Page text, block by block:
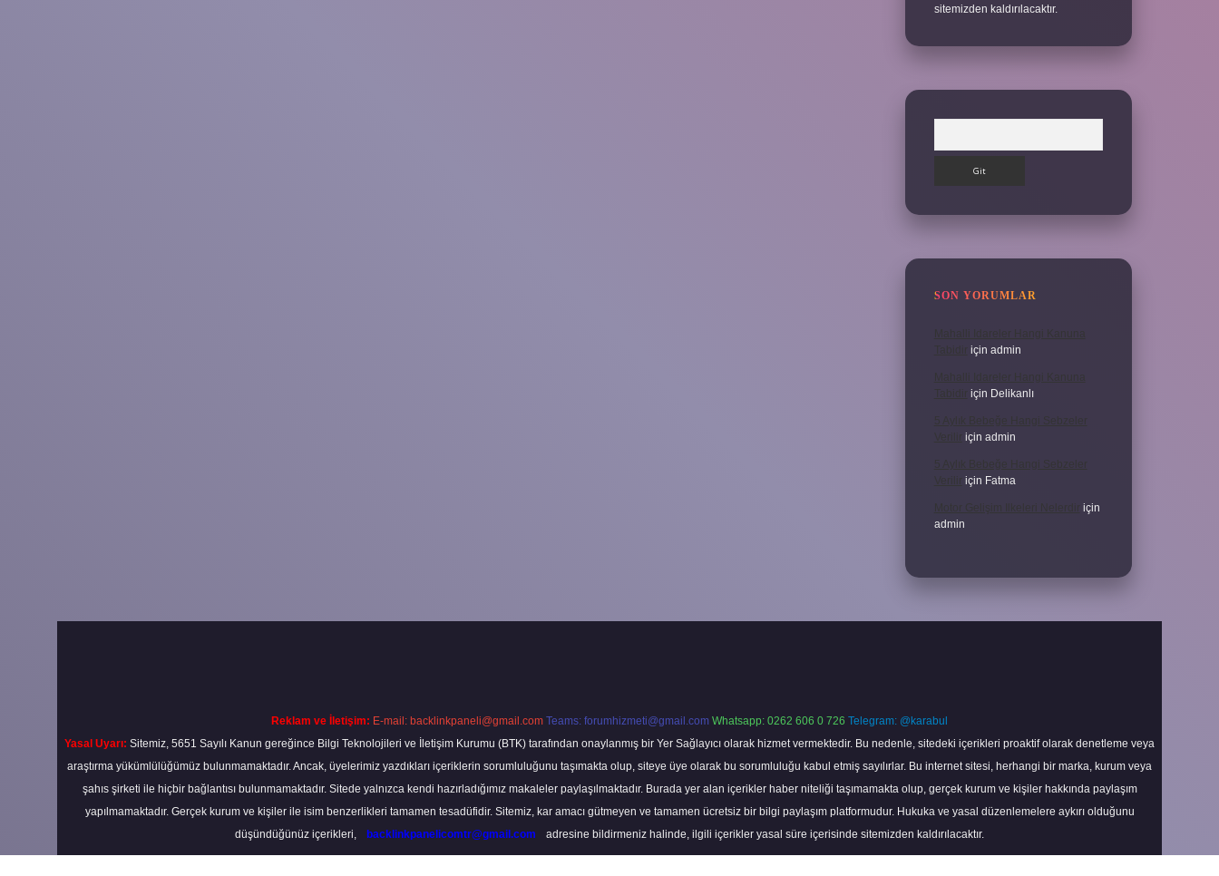
sitemizden kaldırılacaktır.
SON YORUMLAR
Mahalli Idareler Hangi Kanuna
Tabidir için admin
Mahalli Idareler Hangi Kanuna
Tabidir için Delikanlı
5 Aylık Bebeğe Hangi Sebzeler
Verilir için admin
5 Aylık Bebeğe Hangi Sebzeler
Verilir için Fatma
Motor Gelişim Ilkeleri Nelerdir için
admin
Reklam ve İletişim: E-mail: backlinkpaneli@gmail.com Teams: forumhizmeti@gmail.com Whatsapp: 0262 606 0 726 Telegram: @karabul
Yasal Uyarı: Sitemiz, 5651 Sayılı Kanun gereğince Bilgi Teknolojileri ve İletişim Kurumu (BTK) tarafından onaylanmış bir Yer Sağlayıcı olarak hizmet vermektedir. Bu nedenle, sitedeki içerikleri proaktif olarak denetleme veya
araştırma yükümlülüğümüz bulunmamaktadır. Ancak, üyelerimiz yazdıkları içeriklerin sorumluluğunu taşımakta olup, siteye üye olarak bu sorumluluğu kabul etmiş sayılırlar. Bu internet sitesi, herhangi bir marka, kurum veya
şahıs şirketi ile hiçbir bağlantısı bulunmamaktadır. Sitede yalnızca kendi hazırladığımız makaleler paylaşılmaktadır. Burada yer alan içerikler haber niteliği taşımamakta olup, gerçek kurum ve kişiler hakkında paylaşım
yapılmamaktadır. Gerçek kurum ve kişiler ile isim benzerlikleri tamamen tesadüfidir. Sitemiz, kar amacı gütmeyen ve tamamen ücretsiz bir bilgi paylaşım platformudur. Hukuka ve yasal düzenlemelere aykırı olduğunu
düşündüğünüz içerikleri,
backlinkpanelicomtr@gmail.com adresine bildirmeniz halinde, ilgili içerikler yasal süre içerisinde sitemizden kaldırılacaktır.